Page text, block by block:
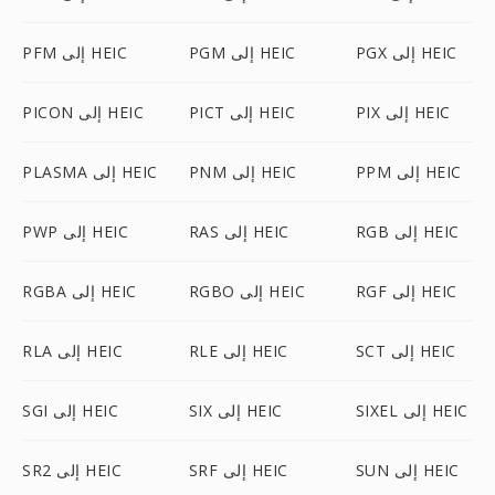
PFM إلى HEIC PGM إلى HEIC PGX إلى HEIC
PICON إلى HEIC PICT إلى HEIC PIX إلى HEIC
PLASMA إلى HEIC PNM إلى HEIC PPM إلى HEIC
PWP إلى HEIC RAS إلى HEIC RGB إلى HEIC
RGBA إلى HEIC RGBO إلى HEIC RGF إلى HEIC
RLA إلى HEIC RLE إلى HEIC SCT إلى HEIC
SGI إلى HEIC SIX إلى HEIC SIXEL إلى HEIC
SR2 إلى HEIC SRF إلى HEIC SUN إلى HEIC